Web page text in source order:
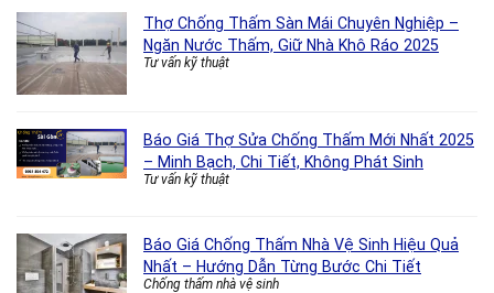
Thợ Chống Thấm Sàn Mái Chuyên Nghiệp –
Ngăn Nước Thấm, Giữ Nhà Khô Ráo 2025
Tư vấn kỹ thuật
Báo Giá Thợ Sửa Chống Thấm Mới Nhất 2025
– Minh Bạch, Chi Tiết, Không Phát Sinh
Tư vấn kỹ thuật
Báo Giá Chống Thấm Nhà Vệ Sinh Hiệu Quả
Nhất – Hướng Dẫn Từng Bước Chi Tiết
Chống thấm nhà vệ sinh